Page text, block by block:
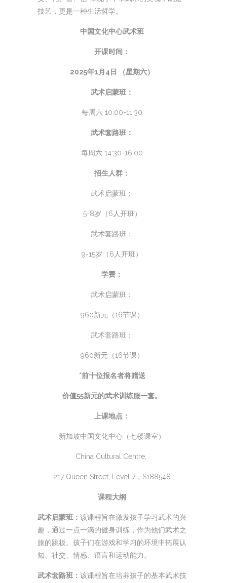
技艺，更是一种生活哲学。
中国文化中心武术班
开课时间：
2025年1月4日 （星期六）
武术启蒙班：
每周六 10:00-11:30
武术套路班：
每周六 14:30-16:00
招生人群：
武术启蒙班：
5-8岁（6人开班）
武术套路班：
9-15岁（6人开班）
学费：
武术启蒙班：
960新元（16节课）
武术套路班：
960新元（16节课）
*前十位报名者将赠送
价值55新元的武术训练服一套。
上课地点：
新加坡中国文化中心（七楼课室）
China Cultural Centre,
217 Queen Street, Level 7，S188548
课程大纲
武术启蒙班： 该课程旨在激发孩子学习武术的兴
趣，通过一点一滴的健身训练，作为他们武术之
旅的跳板。孩子们在游戏和学习的环境中拓展认
知、社交、情感、语言和运动能力。
武术套路班： 该课程旨在培养孩子的基本武术技